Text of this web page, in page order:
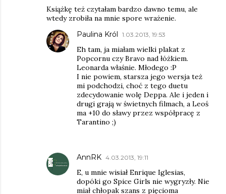
Książkę też czytałam bardzo dawno temu, ale
wtedy zrobiła na mnie spore wrażenie.
Paulina Król 1.03.2013, 19:53
Eh tam, ja miałam wielki plakat z
Popcornu czy Bravo nad łóżkiem.
Leonarda właśnie. Młodego :P
I nie powiem, starsza jego wersja też
mi podchodzi, choć z tego duetu
zdecydowanie wolę Deppa. Ale i jeden i
drugi grają w świetnych filmach, a Leoś
ma +10 do sławy przez współpracę z
Tarantino ;)
AnnRK 4.03.2013, 19:11
E, u mnie wisiał Enrique Iglesias,
dopóki go Spice Girls nie wygryzły. Nie
miał chłopak szans z pięcioma